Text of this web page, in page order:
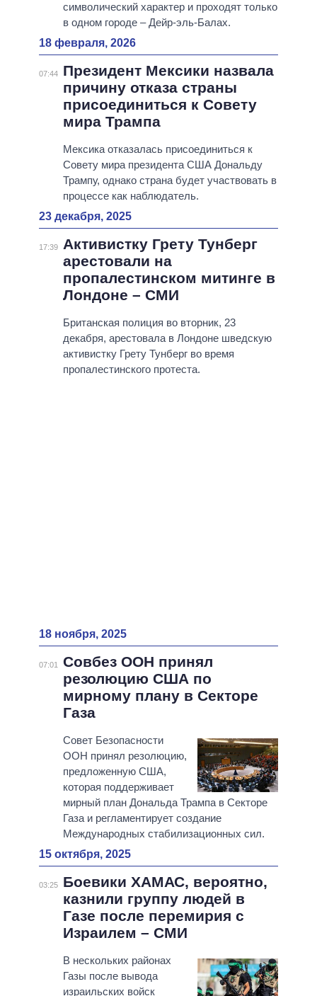
символический характер и проходят только
в одном городе – Дейр-эль-Балах.
18 февраля, 2026
07:44
Президент Мексики назвала
причину отказа страны
присоединиться к Совету
мира Трампа
Мексика отказалась присоединиться к
Совету мира президента США Дональду
Трампу, однако страна будет участвовать в
процессе как наблюдатель.
23 декабря, 2025
17:39
Активистку Грету Тунберг
арестовали на
пропалестинском митинге в
Лондоне – СМИ
Британская полиция во вторник, 23
декабря, арестовала в Лондоне шведскую
активистку Грету Тунберг во время
пропалестинского протеста.
18 ноября, 2025
07:01
Совбез ООН принял
резолюцию США по
мирному плану в Секторе
Газа
Совет Безопасности
ООН принял резолюцию,
предложенную США,
которая поддерживает
мирный план Дональда Трампа в Секторе
Газа и регламентирует создание
Международных стабилизационных сил.
15 октября, 2025
03:25
Боевики ХАМАС, вероятно,
казнили группу людей в
Газе после перемирия с
Израилем – СМИ
В нескольких районах
Газы после вывода
израильских войск